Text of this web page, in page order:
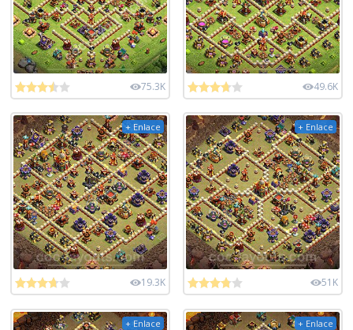
75.3K 49.6K
+ Enlace
19.3K
+ Enlace
51K
+ Enlace + Enlace